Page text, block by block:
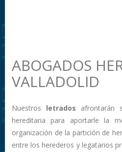
ABOGADOS
VALLADOLID
Nuestros letrados afrontarán
hereditaria para aportarle la
organización de la partición de
entre los herederos y legatarios